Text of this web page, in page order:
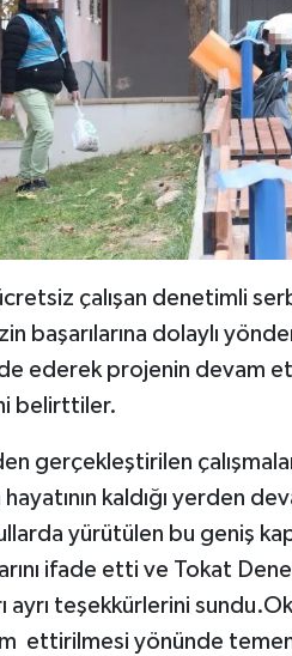
çalışan denetimli
başarılarına dolaylı
ederek projenin devam
belirttiler.
gerçekleştirilen
kaldığı yerden
yürütülen bu geniş
ifade etti ve Tokat
ayrı teşekkürlerini
ettirilmesi yönünde